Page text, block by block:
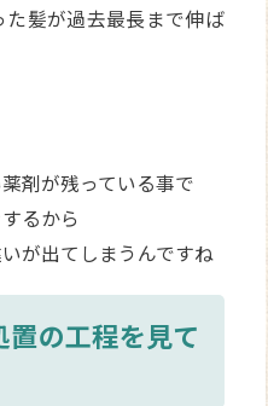
た髪が過去最長まで伸ば
剤が残っている事で
るから
が出てしまうんですね
の工程を見て